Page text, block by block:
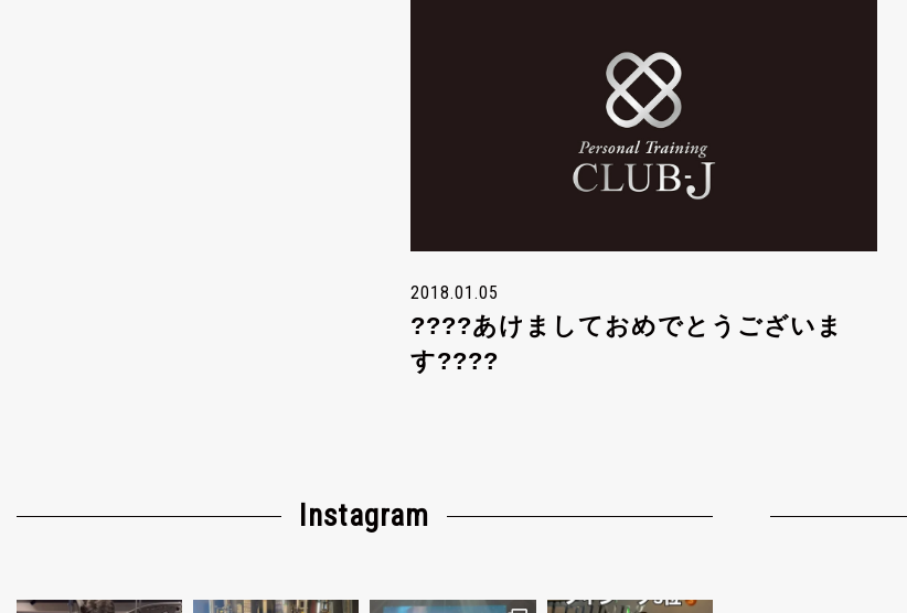
2018.01.05
????あけましておめでとうございま
す????
Instagram